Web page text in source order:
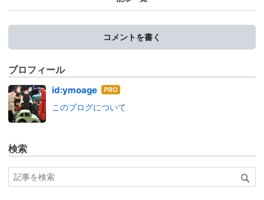
コメントを書く
プロフィール
id:ymoage はて
ログ
このブログについて
検索